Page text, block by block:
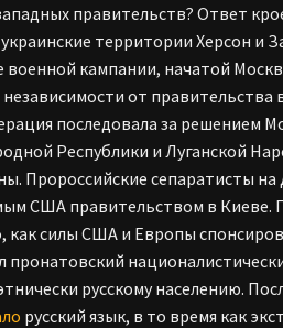
правительств? Ответ
территории Херсон и
военной кампании, начатой
от правительства
последовала за решением
Республики и Луганской
Пророссийские сепаратисты на
США правительством в Киеве.
как силы США и Европы
русскому населению.
русский язык, в то время как